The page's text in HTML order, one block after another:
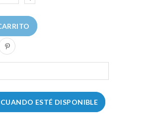
ESTÉ DISPONIBLE